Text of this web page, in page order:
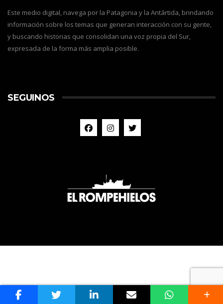
Este medio digital, navega por la Patagonia y la Antártida, brindando
información sobre los temas que generan interacción con su gente,
y buscando historias que consolidan una voz propia del Sur,
expresada de la forma más amplia posible.
SEGUINOS